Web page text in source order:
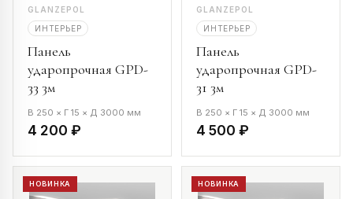
GLANZEPOL
ИНТЕРЬЕР
Панель
ударопрочная GPD-
33 3м
В 250 × Г 15 × Д 3000 мм
4 200 ₽
GLANZEPOL
ИНТЕРЬЕР
Панель
ударопрочная GPD-
31 3м
В 250 × Г 15 × Д 3000 мм
4 500 ₽
НОВИНКА НОВИНКА